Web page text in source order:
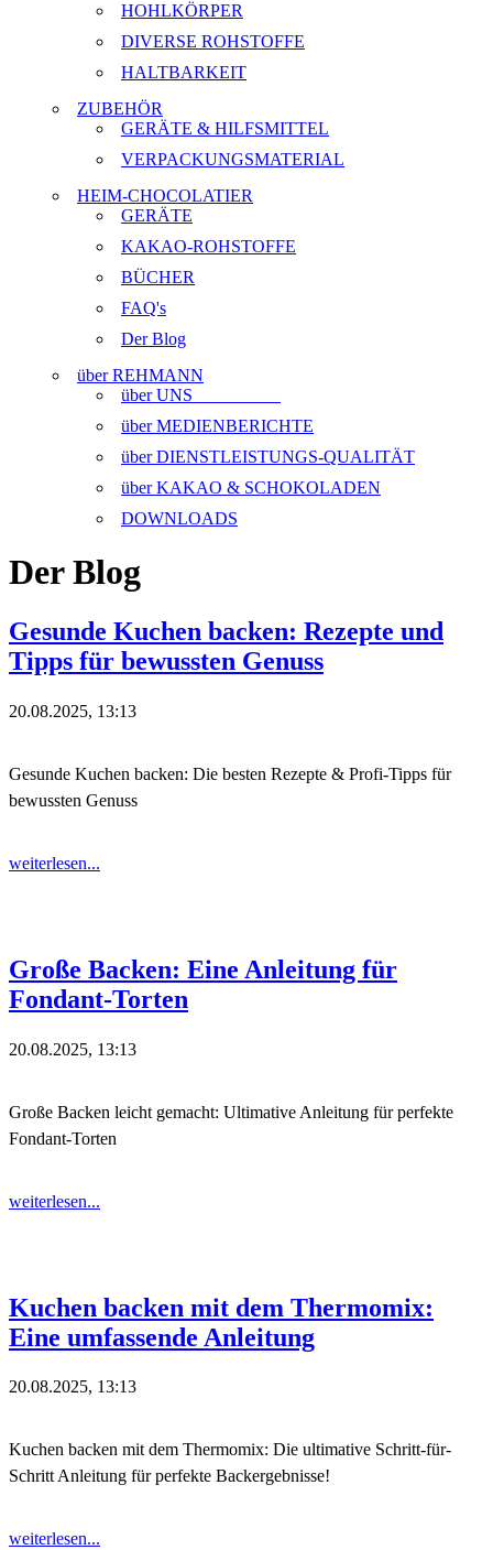
HOHLKÖRPER
DIVERSE ROHSTOFFE
HALTBARKEIT
ZUBEHÖR
GERÄTE & HILFSMITTEL
VERPACKUNGSMATERIAL
HEIM-CHOCOLATIER
GERÄTE
KAKAO-ROHSTOFFE
BÜCHER
FAQ's
Der Blog
über REHMANN
über UNS
über MEDIENBERICHTE
über DIENSTLEISTUNGS-QUALITÄT
über KAKAO & SCHOKOLADEN
DOWNLOADS
Der Blog
Gesunde Kuchen backen: Rezepte und
Tipps für bewussten Genuss
20.08.2025, 13:13
Gesunde Kuchen backen: Die besten Rezepte & Profi-Tipps für
bewussten Genuss
weiterlesen...
Große Backen: Eine Anleitung für
Fondant-Torten
20.08.2025, 13:13
Große Backen leicht gemacht: Ultimative Anleitung für perfekte
Fondant-Torten
weiterlesen...
Kuchen backen mit dem Thermomix:
Eine umfassende Anleitung
20.08.2025, 13:13
Kuchen backen mit dem Thermomix: Die ultimative Schritt-für-
Schritt Anleitung für perfekte Backergebnisse!
weiterlesen...